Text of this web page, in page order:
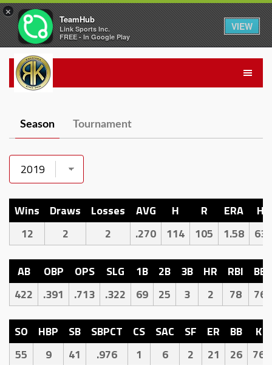
Season Tournament
Wins Draws Losses AVG H R ERA
H
12
2 2 .270 114 105 1.58 63
AB OBP OPS SLG 1B 2B 3B HR RBI
BB
422
.391 .713 .322 69 25 3 2 78 76
SO HBP SB SBPCT CS SAC SF ER BB
K
55
9 41 .976 1 6 2 21 26 76
×
TeamHub
Link Sports Inc.
FREE - In Google Play
VIEW